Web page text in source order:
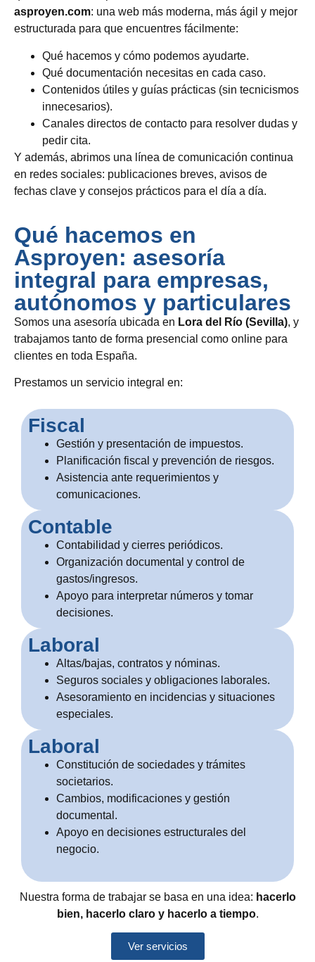
asproyen.com: una web más moderna, más ágil y mejor
estructurada para que encuentres fácilmente:
Qué hacemos y cómo podemos ayudarte.
Qué documentación necesitas en cada caso.
Contenidos útiles y guías prácticas (sin tecnicismos
innecesarios).
Canales directos de contacto para resolver dudas y
pedir cita.
Y además, abrimos una línea de comunicación continua
en redes sociales: publicaciones breves, avisos de
fechas clave y consejos prácticos para el día a día.
Qué hacemos en
Asproyen: asesoría
integral para empresas,
autónomos y particulares
Somos una asesoría ubicada en Lora del Río (Sevilla), y
trabajamos tanto de forma presencial como online para
clientes en toda España.
Prestamos un servicio integral en:
Fiscal
Gestión y presentación de impuestos.
Planificación fiscal y prevención de riesgos.
Asistencia ante requerimientos y
comunicaciones.
Contable
Contabilidad y cierres periódicos.
Organización documental y control de
gastos/ingresos.
Apoyo para interpretar números y tomar
decisiones.
Laboral
Altas/bajas, contratos y nóminas.
Seguros sociales y obligaciones laborales.
Asesoramiento en incidencias y situaciones
especiales.
Laboral
Constitución de sociedades y trámites
societarios.
Cambios, modificaciones y gestión
documental.
Apoyo en decisiones estructurales del
negocio.
Nuestra forma de trabajar se basa en una idea: hacerlo
bien, hacerlo claro y hacerlo a tiempo.
Ver servicios